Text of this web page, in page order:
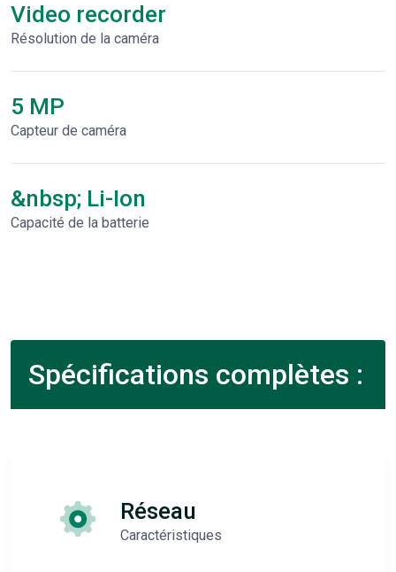
Video recorder
Résolution de la caméra
5 MP
Capteur de caméra
&nbsp; Li-Ion
Capacité de la batterie
Spécifications complètes :
Réseau
Caractéristiques